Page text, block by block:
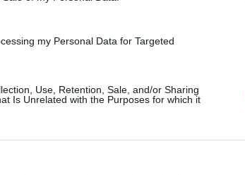
my Personal Data for Targeted
Use, Retention, Sale, and/or Sharing
Is Unrelated with the Purposes for which it